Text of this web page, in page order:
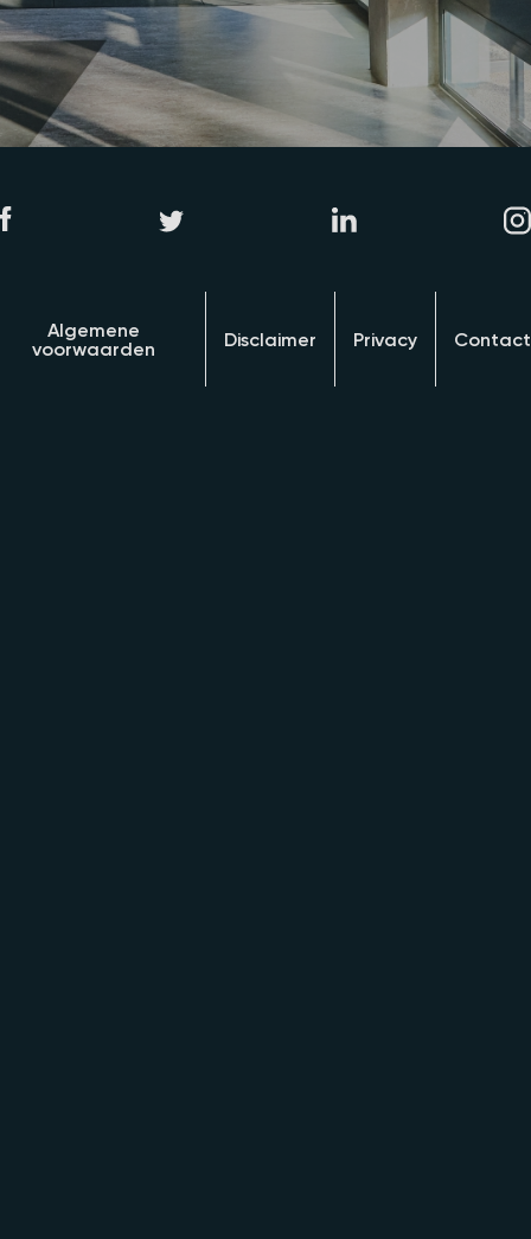
Algemene
voorwaarden
Disclaimer Privacy Contact